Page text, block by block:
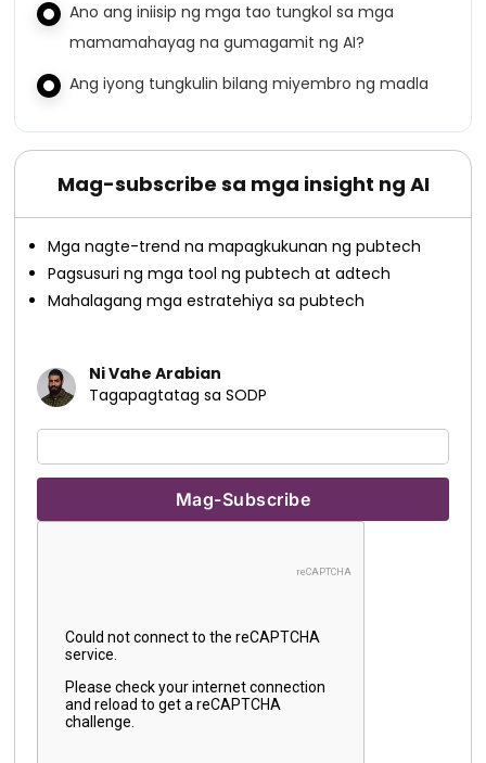
Ano ang iniisip ng mga tao tungkol sa mga
mamamahayag na gumagamit ng AI?
Ang iyong tungkulin bilang miyembro ng madla
Mag-subscribe sa mga insight ng AI
Mga nagte-trend na mapagkukunan ng pubtech
Pagsusuri ng mga tool ng pubtech at adtech
Mahalagang mga estratehiya sa pubtech
Ni Vahe Arabian
Tagapagtatag sa SODP